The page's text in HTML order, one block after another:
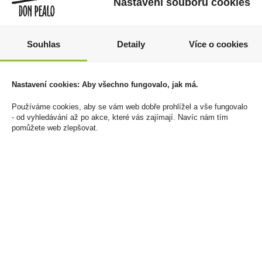
CP22RH North Pole
522 Kč
Cena za:balení (24 ks)
37,5%
369 Kč
Cena za:
Nastavení souborů cookies
Souhlas Detaily Více o cookies
Nastavení cookies: Aby všechno fungovalo, jak má.
Používáme cookies, aby se vám web dobře prohlížel a vše fungovalo
- od vyhledávání až po akce, které vás zajímají. Navíc nám tím
pomůžete web zlepšovat.